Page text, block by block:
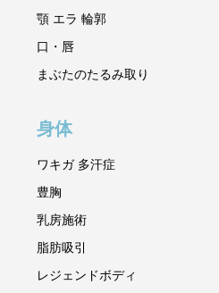
顎 エラ 輪郭
口・唇
まぶたのたるみ取り
身体
ワキガ 多汗症
豊胸
乳房施術
脂肪吸引
レジェンドボディ